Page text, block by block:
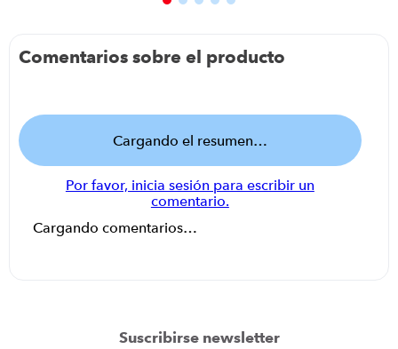
Comentarios sobre el producto
Cargando el resumen…
Por favor, inicia sesión para escribir un
comentario.
Cargando comentarios…
Suscribirse newsletter